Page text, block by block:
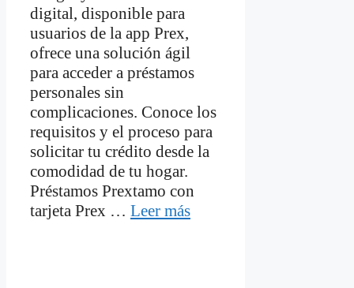
digital, disponible para
usuarios de la app Prex,
ofrece una solución ágil
para acceder a préstamos
personales sin
complicaciones. Conoce los
requisitos y el proceso para
solicitar tu crédito desde la
comodidad de tu hogar.
Préstamos Prextamo con
tarjeta Prex … Leer más